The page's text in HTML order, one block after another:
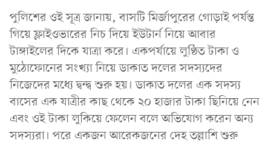
পুলিশের ওই সূত্র জানায়, বাসটি মির্জাপুরের গোড়াই পর্যন্ত
গিয়ে ফ্লাইওভারের নিচ দিয়ে ইউটার্ন নিয়ে আবার
টাঙ্গাইলের দিকে যাত্রা করে। একপর্যায়ে লুণ্ঠিত টাকা ও
মুঠোফোনের সংখ্যা নিয়ে ডাকাত দলের সদস্যদের
নিজেদের মধ্যে দ্বন্দ্ব শুরু হয়। ডাকাত দলের এক সদস্য
বাসের এক যাত্রীর কাছ থেকে ২০ হাজার টাকা ছিনিয়ে নেন
এবং ওই টাকা লুকিয়ে ফেলেন বলে অভিযোগ করেন অন্য
সদস্যরা। পরে একজন আরেকজনের দেহ তল্লাশি শুরু